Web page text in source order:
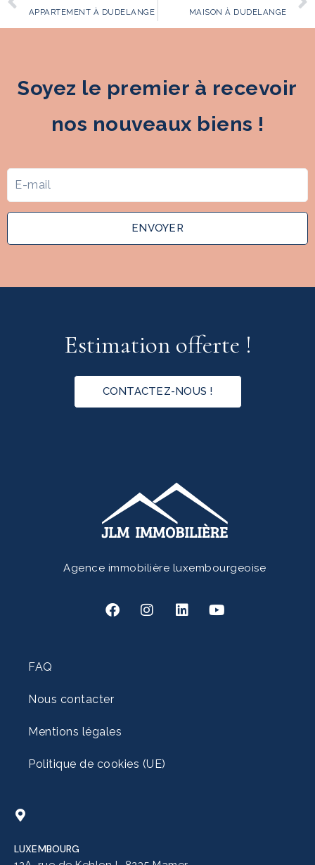
APPARTEMENT À DUDELANGE MAISON À DUDELANGE
Soyez le premier à recevoir
nos nouveaux biens !
ENVOYER
Estimation offerte !
CONTACTEZ-NOUS !
Agence immobilière luxembourgeoise
FAQ
Nous contacter
Mentions légales
Politique de cookies (UE)
LUXEMBOURG